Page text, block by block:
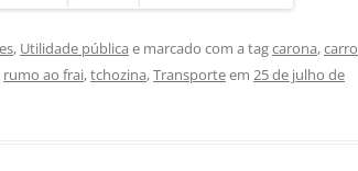
, Utilidade pública e marcado com a tagcarona,carro
rumo ao frai,tchozina,Transporteem 25 de julho de